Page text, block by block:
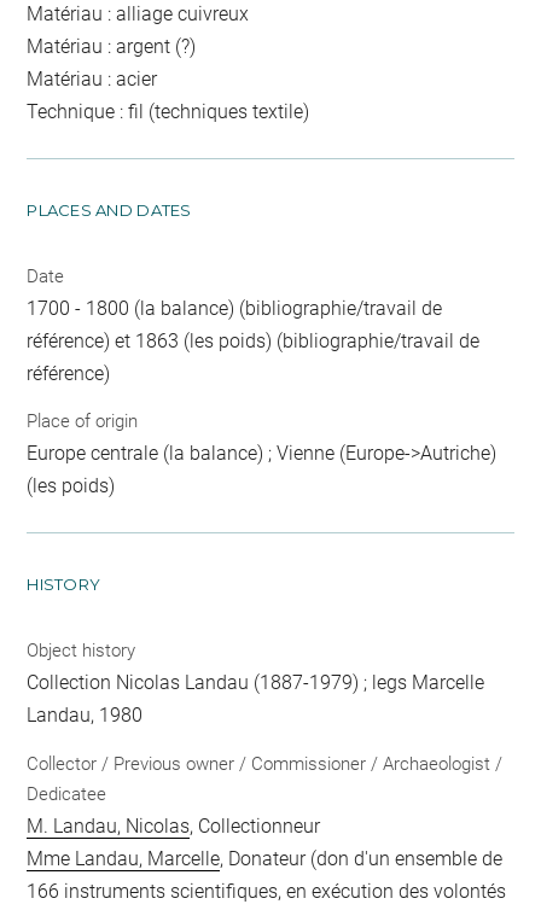
Matériau : alliage cuivreux
Matériau : argent (?)
Matériau : acier
Technique : fil (techniques textile)
PLACES AND DATES
Date
1700 - 1800 (la balance) (bibliographie/travail de
référence) et 1863 (les poids) (bibliographie/travail de
référence)
Place of origin
Europe centrale (la balance) ; Vienne (Europe->Autriche)
(les poids)
HISTORY
Object history
Collection Nicolas Landau (1887-1979) ; legs Marcelle
Landau, 1980
Collector / Previous owner / Commissioner / Archaeologist /
Dedicatee
M. Landau, Nicolas, Collectionneur
Mme Landau, Marcelle, Donateur (don d'un ensemble de
166 instruments scientifiques, en exécution des volontés